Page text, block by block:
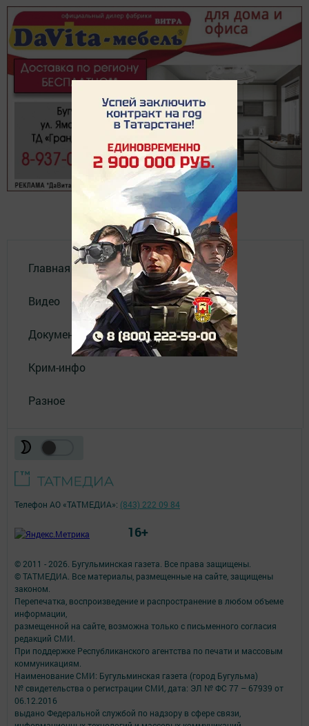
Главная
Видео
Документы
Крим-инфо
Разное
© 2011 - 2026. Бугульминская газета. Все права защищены.
© ТАТМЕДИА. Все материалы, размещенные на сайте, защищены
законом.
Перепечатка, воспроизведение и распространение в любом объеме
информации,
размещенной на сайте, возможна только с письменного согласия
редакций СМИ.
При поддержке Республиканского агентства по печати и массовым
коммуникациям.
Наименование СМИ: Бугульминская газета (город Бугульма)
№ свидетельства о регистрации СМИ, дата: ЭЛ № ФС 77 – 67939 от
06.12.2016
выдано Федеральной службой по надзору в сфере связи,
Телефон АО «ТАТМЕДИА»: (843) 222 09 84
16+